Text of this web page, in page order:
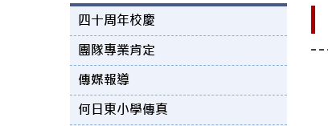
四十周年校慶
團隊專業肯定
傳媒報導
何日東小學傳真